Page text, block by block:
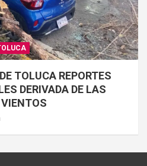
TOLUCA REPORTES
DERIVADA DE LAS